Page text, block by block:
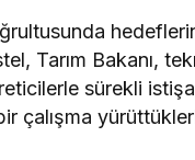
Tarım Bakanı,
sürekli
çalışma